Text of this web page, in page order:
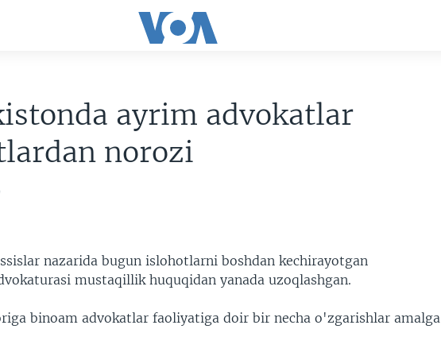
ayrim advokatlar
norozi
nazarida bugun islohotlarni boshdan kechirayotgan
mustaqillik huquqidan yanada uzoqlashgan.
binoam advokatlar faoliyatiga doir bir necha o'zgarishlar amalga